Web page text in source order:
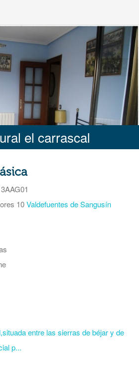
el carrascal
10Valdefuentes de Sangusín
entre las sierras de béjar y de
p...